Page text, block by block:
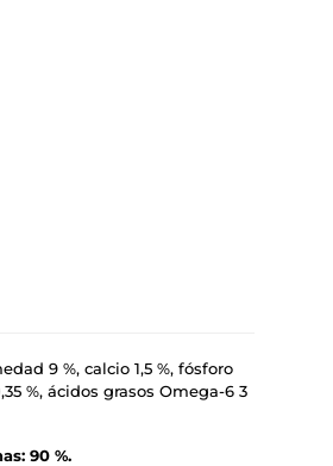
9 %, calcio 1,5 %, fósforo
%, ácidos grasos Omega-6 3
90 %.